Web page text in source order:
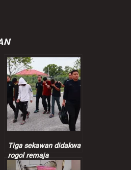
Tiga sekawan didakwa
rogol remaja
perempuan 13 tahun